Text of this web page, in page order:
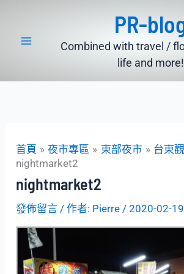
PR-
Combined with travel /
life and more!
首頁 夜市專區 東部夜市
台東
nightmarket2
nightmarket2
發佈留言 / 作者: Pierre /2020-02-19